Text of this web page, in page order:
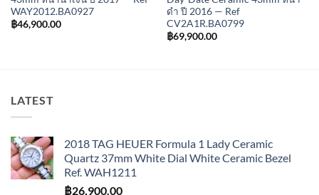
WAY2012.BA0927
฿46,900.00
ดำ ปี 2016 — Ref
CV2A1R.BA0799
฿69,900.00
LATEST
2018 TAG HEUER Formula 1 Lady Ceramic
Quartz 37mm White Dial White Ceramic Bezel
Ref. WAH1211
฿26,900.00